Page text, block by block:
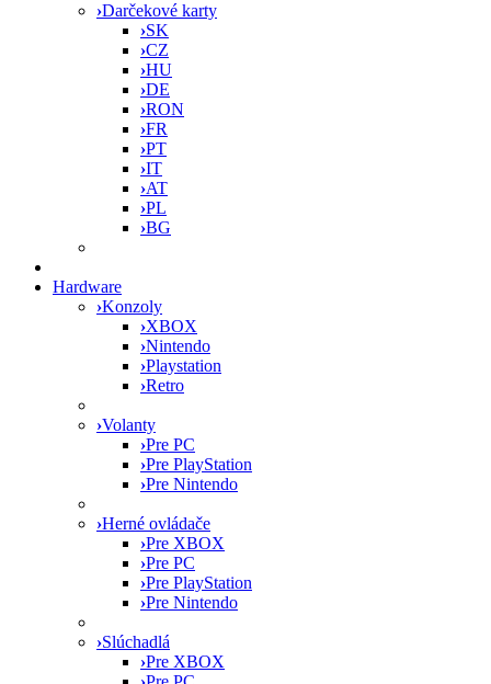
›Darčekové karty
›SK
›CZ
›HU
›DE
›RON
›FR
›PT
›IT
›AT
›PL
›BG
Hardware
›Konzoly
›XBOX
›Nintendo
›Playstation
›Retro
›Volanty
›Pre PC
›Pre PlayStation
›Pre Nintendo
›Herné ovládače
›Pre XBOX
›Pre PC
›Pre PlayStation
›Pre Nintendo
›Slúchadlá
›Pre XBOX